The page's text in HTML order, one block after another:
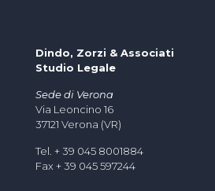
Dindo, Zorzi & Associati
Studio Legale
Sede di Verona
Via Leoncino 16
37121 Verona (VR)
Tel. + 39 045 8001884
Fax + 39 045 597244